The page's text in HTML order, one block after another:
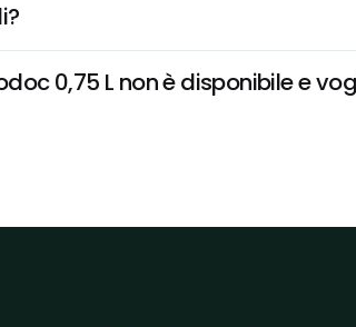
0,75 L non è disponibile e